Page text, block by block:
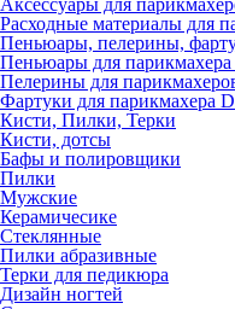
Аксессуары для
Расходные материалы для
Пеньюары, пелерины,
Пеньюары для
Пелерины для
Фартуки для парикмахера
Кисти, Пилки, Терки
Кисти, дотсы
Бафы и полировщики
Пилки
Мужские
Керамичесике
Стеклянные
Пилки абразивные
Терки для педикюра
Дизайн ногтей